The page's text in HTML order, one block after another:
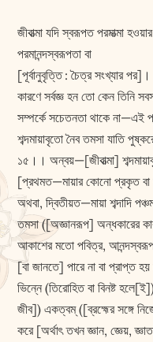
জীবাত্মা যদি স্বরূপত পরমাত্মা
পরমানন্দস্বরূপতা বা
[পূর্বানুবৃত্তি : চৈত্র সংখ্যার
কারণে সর্বজ্ঞ হন তো কেন তিনি
সম্পর্কে সচেতনতা থাকে না—এই
শব্দমায়াবৃতো নৈব তমসা যাতি
১৫।। অন্বয়—[জীবাত্মা]
[প্রথমত—মায়ার কোনো প্রকৃত বা
অথবা, দ্বিতীয়ত—মায়া শব্দাদি
তমসা ([অজ্ঞানরূপ] অন্ধকারের
আকাশের মতো পবিত্র,
[বা জানতে] পারে না বা প্রাপ্ত
ভিন্নে (তিরোহিত বা বিনষ্ট
জীব]) একত্বম্‌ ([ব্রহ্মের সঙ্গে
করে [অর্থাৎ তখন জ্ঞান, জ্ঞেয়,